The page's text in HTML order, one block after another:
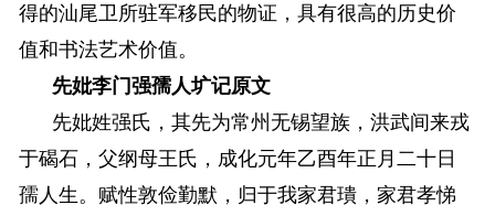
得的汕尾卫所驻军移民的物证，具有很高的历史价
值和书法艺术价值。
先妣李门强孺人圹记原文
先妣姓强氏，其先为常州无锡望族，洪武间来戎
于碣石，父纲母王氏，成化元年乙酉年正月二十日
孺人生。赋性敦俭勤默，归于我家君璝，家君孝悌